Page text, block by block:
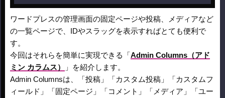
ワードプレスの管理画面の固定ページや投稿、メディアなど
の一覧ページで、IDやスラッグを表示すればとても便利で
す。
今回はそれらを簡単に実現できる「Admin Columns（アド
ミン カラムス）
」を紹介します。
Admin Columnsは、「投稿」「カスタム投稿」「カスタムフ
ィールド」「固定ページ」「コメント」「メディア」「ユー